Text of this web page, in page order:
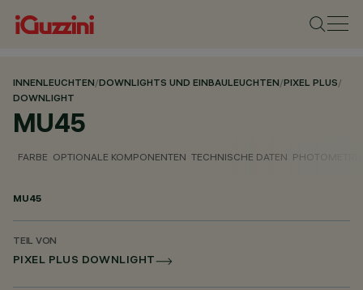
INNENLEUCHTEN/DOWNLIGHTS UND EINBAULEUCHTEN/PIXEL PLUS/
DOWNLIGHT
MU45
FARBE OPTIONALE KOMPONENTEN TECHNISCHE DATEN
MU45
TEIL VON
PIXEL PLUS DOWNLIGHT